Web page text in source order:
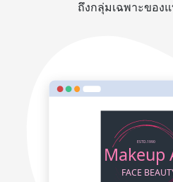
ถึงกลุ่มเฉพาะของ